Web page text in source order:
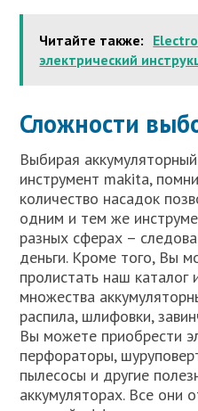
Читайте также:
электрический
Сложности
Выбирая
инструмент makita,
количество насадок
одним и тем же
разных сферах –
деньги. Кроме того, Вы
пролистать наш каталог
множества
распила, шлифовки,
Вы можете приобрести
перфораторы,
пылесосы и другие
аккумуляторах. Все они